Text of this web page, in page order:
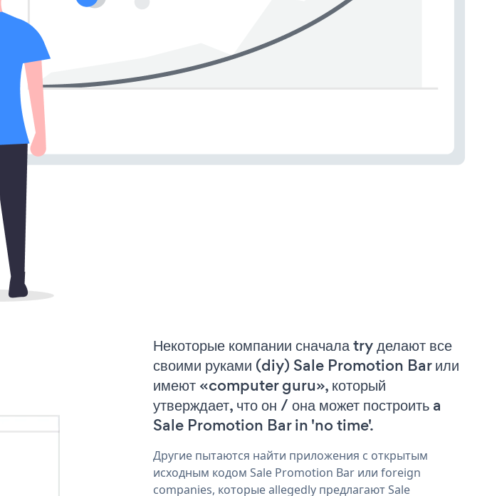
Некоторые компании сначала try делают все
своими руками (diy) Sale Promotion Bar или
имеют «computer guru», который
утверждает, что он / она может построить a
Sale Promotion Bar in 'no time'.
Другие пытаются найти приложения с открытым
исходным кодом Sale Promotion Bar или foreign
companies, которые allegedly предлагают Sale